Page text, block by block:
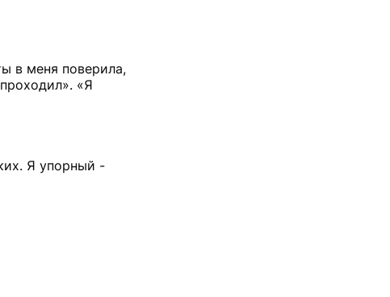
в меня поверила,
«Я
Я упорный -